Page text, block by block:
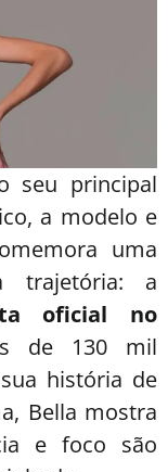
seu principal
a modelo e
uma
trajetória: a
oficial no
de 130 mil
história de
Bella mostra
e foco são